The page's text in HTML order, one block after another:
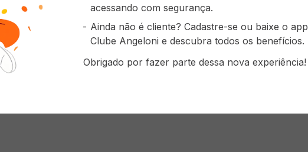
acessando com segurança.
Ainda não é cliente? Cadastre-se ou baixe o app
Clube Angeloni e descubra todos os benefícios.
Obrigado por fazer parte dessa nova experiência!